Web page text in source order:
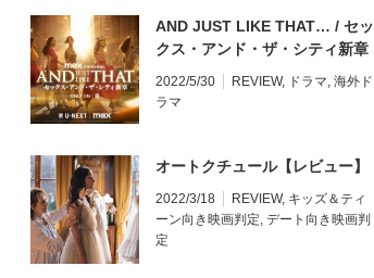
AND JUST LIKE THAT… / セッ
クス・アンド・ザ・シティ新章
【レビュー】
2022/5/30 REVIEW, ドラマ, 海外ド
ラマ
オートクチュール【レビュー】
2022/3/18 REVIEW, キッズ＆ティ
ーン向き映画判定, デート向き映画判
定